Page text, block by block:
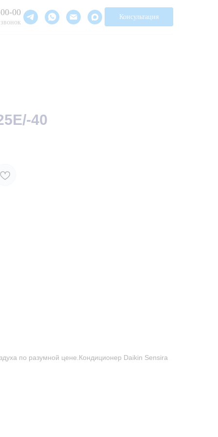
00
звонок
Консультация
40
по разумной цене.Кондиционер Daikin Sensira